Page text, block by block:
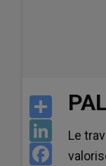
Share
LinkedIn
Facebook
Le